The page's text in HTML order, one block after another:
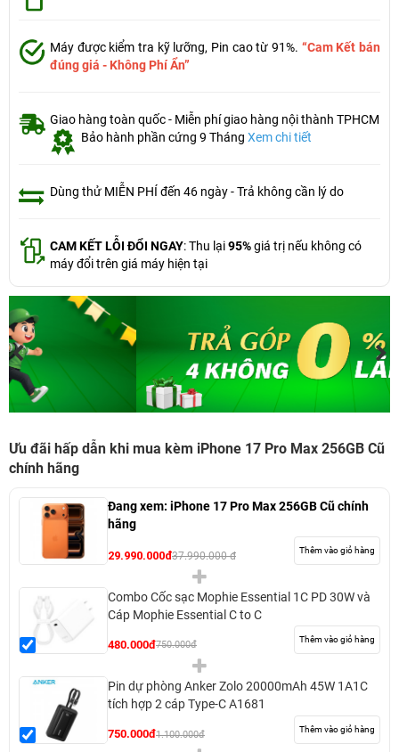
Máy được kiểm tra kỹ lưỡng, Pin cao từ 91%. “Cam Kết bán
đúng giá - Không Phí Ẩn”
Giao hàng toàn quốc - Miễn phí giao hàng nội thành TPHCM
Bảo hành phần cứng 9 Tháng Xem chi tiết
Dùng thử MIỄN PHÍ đến 46 ngày - Trả không cần lý do
CAM KẾT LỖI ĐỔI NGAY: Thu lại95%giá trị nếu không có
máy đổi trên giá máy hiện tại
Ưu đãi hấp dẫn khi mua kèm iPhone 17 Pro Max 256GB Cũ
chính hãng
Đang xem: iPhone 17 Pro Max 256GB Cũ chính
hãng
29.990.000đ37.990.000 đ Thêm vào giỏ hàng
Combo Cốc sạc Mophie Essential 1C PD 30W và
Cáp Mophie Essential C to C
480.000đ750.000đ Thêm vào giỏ hàng
Pin dự phòng Anker Zolo 20000mAh 45W 1A1C
tích hợp 2 cáp Type-C A1681
750.000đ1.100.000đ Thêm vào giỏ hàng